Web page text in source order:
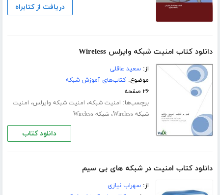
دریافت از کتابراه
دانلود کتاب امنیت شبکه وایرلس Wireless
از:سعید عاقلی
موضوع:کتاب‌های آموزش شبکه
۲۶ صفحه
برچسب‌ها: امنیت شبکه، امنیت شبکه وایرلس، امنیت
شبکه Wireless
،شبکه Wireless
دانلود کتاب
دانلود کتاب امنیت در شبکه های بی سیم
از:سهراب نیازی